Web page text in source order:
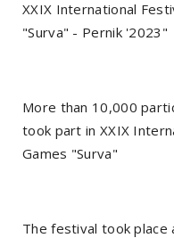
XXIX International
"Surva" - Pernik '2023"
More than 10,000
took part in XXIX
Games "Surva"
The festival took